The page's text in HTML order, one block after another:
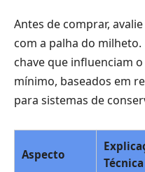
Antes de comprar,
com a palha do
chave que influenciam
mínimo, baseados em
para sistemas de
Aspecto
Técnica